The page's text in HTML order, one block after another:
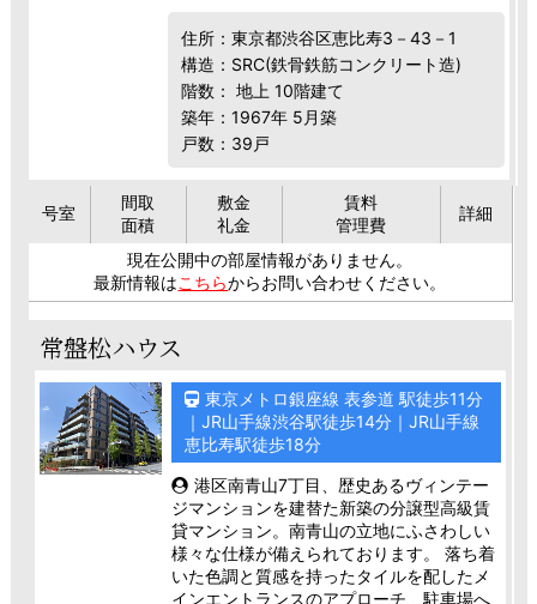
住所：東京都渋谷区恵比寿3－43－1
構造：SRC(鉄骨鉄筋コンクリート造)
階数： 地上 10階建て
築年：1967年 5月築
戸数：39戸
号室
間取
面積
敷金
礼金
賃料
管理費
詳細
現在公開中の部屋情報がありません。
最新情報はこちらからお問い合わせください。
常盤松ハウス
東京メトロ銀座線 表参道 駅徒歩11分
｜JR山手線渋谷駅徒歩14分｜JR山手線
恵比寿駅徒歩18分
港区南青山7丁目、歴史あるヴィンテー
ジマンションを建替た新築の分譲型高級賃
貸マンション。南青山の立地にふさわしい
様々な仕様が備えられております。 落ち着
いた色調と質感を持ったタイルを配したメ
インエントランスのアプローチ、駐車場へ